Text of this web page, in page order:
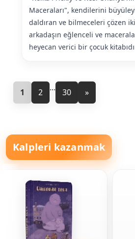
Maceraları", kendilerini
daldıran ve bilmeceleri çözen iki
arkadaşın eğlenceli ve
heyecan verici bir çocuk
1 2 ... 30 »
Kalpleri kazanmak